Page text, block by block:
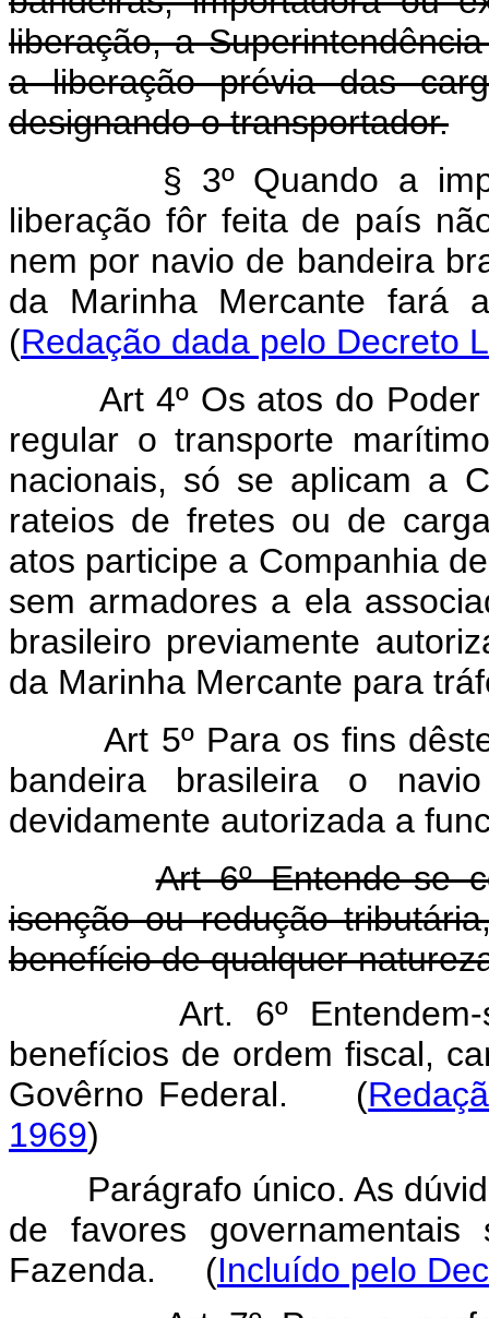
liberação, a
a liberação prévia das
designando o transportador.
§ 3º Quando a
liberação fôr feita de país
nem por navio de bandeira
da Marinha Mercante
(Redação dada pelo Decreto
Art 4º Os atos do
regular o transporte
nacionais, só se aplicam a
rateios de fretes ou de
atos participe a Companhia
sem armadores a ela
brasileiro previamente
da Marinha Mercante para
Art 5º Para os fins
bandeira brasileira o
devidamente autorizada a
Art 6º Entende-se
isenção ou redução
benefício de qualquer
Art. 6º
benefícios de ordem fiscal,
Govêrno Federal. (
1969)
Parágrafo único. As
de favores
Fazenda. (Incluído pelo